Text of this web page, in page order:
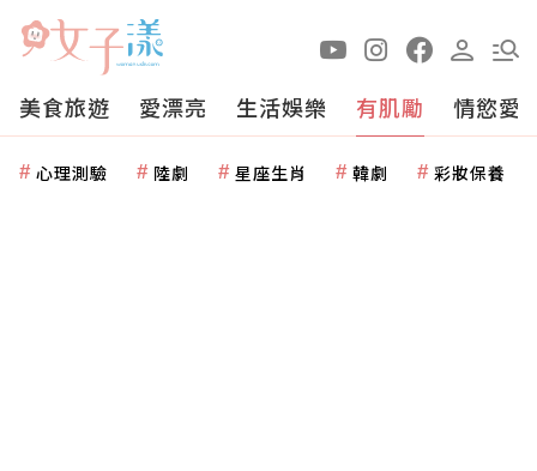
美食旅遊 愛漂亮 生活娛樂 有肌勵 情慾愛
心理測驗 陸劇 星座生肖 韓劇 彩妝保養